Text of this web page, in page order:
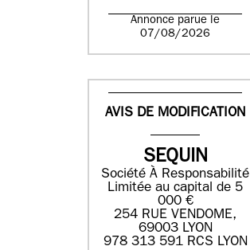
Annonce parue le
07/08/2026
AVIS DE MODIFICATION
SEQUIN
Société À Responsabilité
Limitée au capital de 5
000 €
254 RUE VENDOME,
69003 LYON
978 313 591 RCS LYON